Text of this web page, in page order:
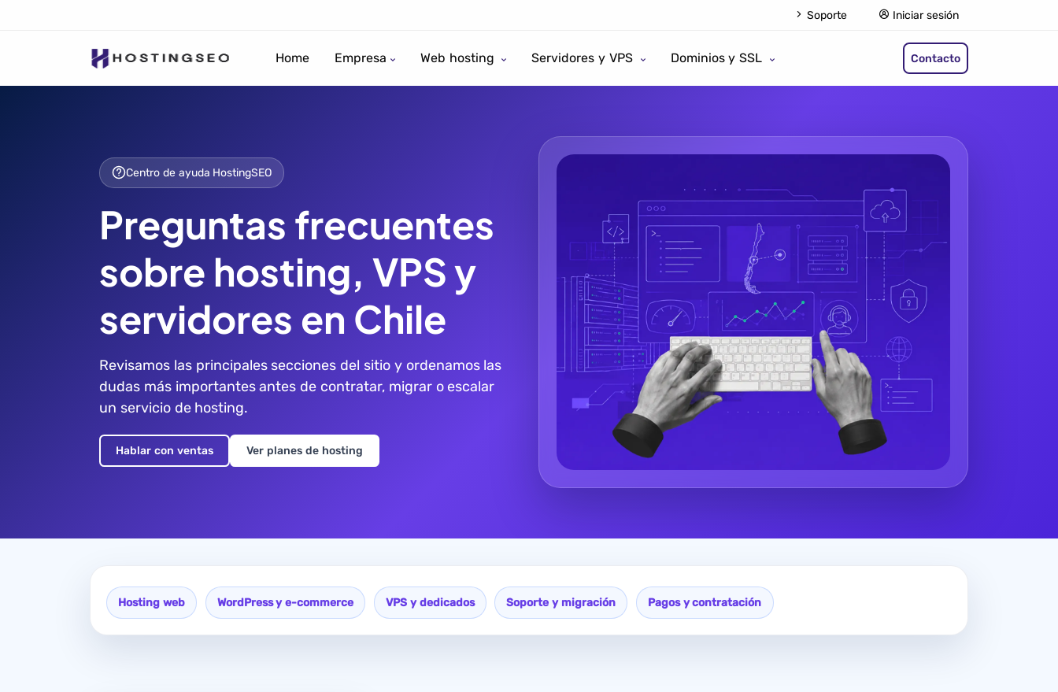
Soporte Iniciar sesión
Home Empresa Web hosting Servidores y VPS Dominios y SSL Contacto
Centro de ayuda HostingSEO
Preguntas frecuentes
sobre hosting, VPS y
servidores en Chile
Revisamos las principales secciones del sitio y ordenamos las
dudas más importantes antes de contratar, migrar o escalar
un servicio de hosting.
Hablar con ventas Ver planes de hosting
Hosting web WordPress y e-commerce VPS y dedicados Soporte y migración Pagos y contratación